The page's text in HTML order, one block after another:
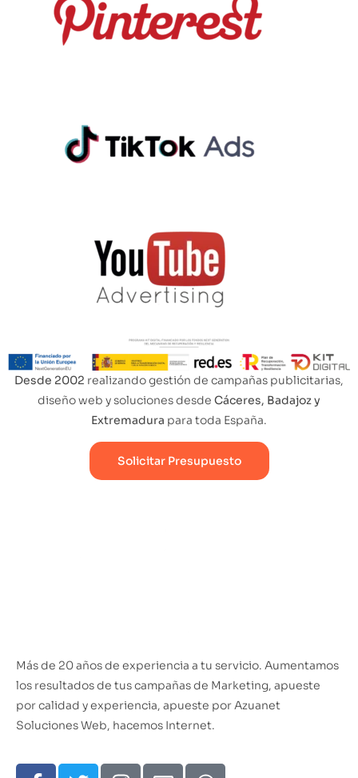
Desde 2002 realizando gestión de campañas publicitarias,
diseño web y soluciones desde Cáceres, Badajoz y
Extremadura para toda España.
Solicitar Presupuesto
Más de 20 años de experiencia a tu servicio. Aumentamos
los resultados de tus campañas de Marketing, apueste
por calidad y experiencia, apueste por Azuanet
Soluciones Web, hacemos Internet.